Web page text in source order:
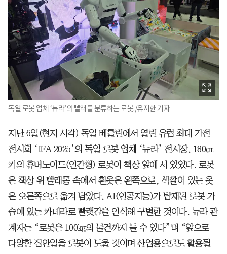
독일 로봇 업체 ‘뉴라’의 빨래를 분류하는 로봇./유지한 기자
지난 6일(현지 시각) 독일 베를린에서 열린 유럽 최대 가전
전시회 ‘IFA 2025’의 독일 로봇 업체 ‘뉴라’ 전시장. 180㎝
키의 휴머노이드(인간형) 로봇이 책상 앞에 서 있었다. 로봇
은 책상 위 빨래통 속에서 흰옷은 왼쪽으로, 색깔이 있는 옷
은 오른쪽으로 옮겨 담았다. AI(인공지능)가 탑재된 로봇 가
슴에 있는 카메라로 빨랫감을 인식해 구별한 것이다. 뉴라 관
계자는 “로봇은 100㎏의 물건까지 들 수 있다”며 “앞으로
다양한 집안일을 로봇이 도울 것이며 산업용으로도 활용될